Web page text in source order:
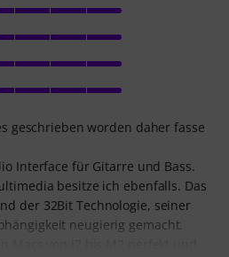
geschrieben worden daher fasse
Interface für Gitarre und Bass.
besitze ich ebenfalls. Das
der 32Bit Technologie, seiner
neugierig gemacht.